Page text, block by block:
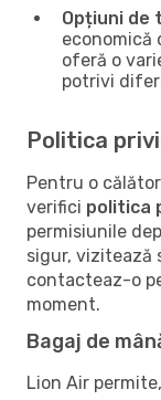
Opțiuni de
economică
oferă o
potrivi
Politica
Pentru o
verifici politica
permisiunile
sigur, vizitează
contacteaz-o
moment.
Bagaj de
Lion Air